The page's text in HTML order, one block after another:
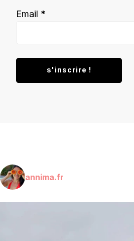
Email *
annima.fr